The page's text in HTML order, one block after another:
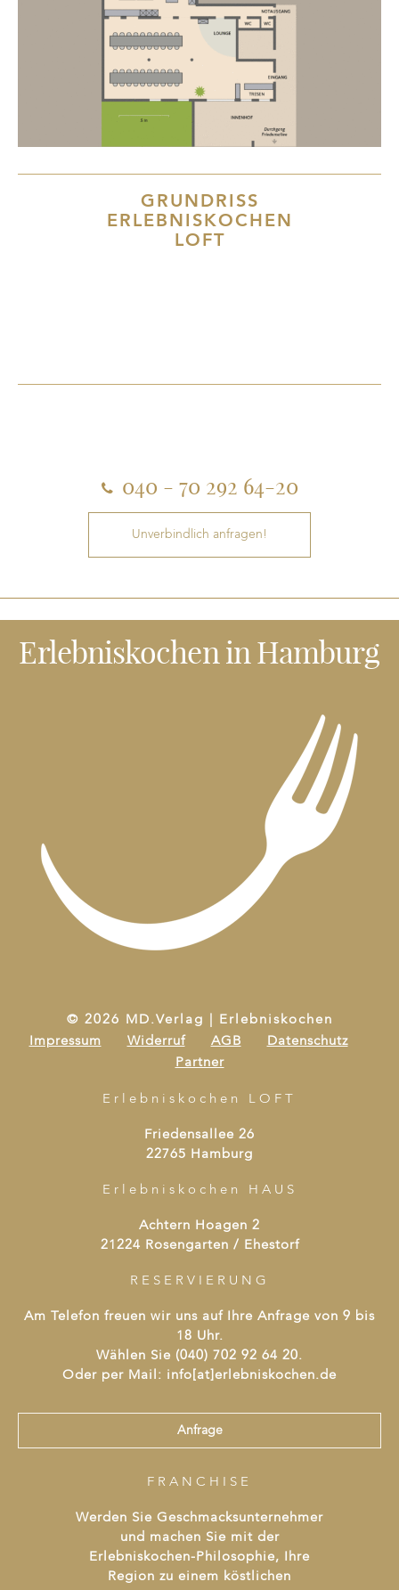
GRUNDRISS
ERLEBNISKOCHEN
LOFT
040 - 70 292 64-20
Unverbindlich anfragen!
Erlebniskochenin Hamburg
© 2026 MD.Verlag | Erlebniskochen
Impressum
Widerruf AGB
Datenschutz
Partner
Erlebniskochen LOFT
Friedensallee 26
22765 Hamburg
Erlebniskochen HAUS
Achtern Hoagen 2
21224 Rosengarten / Ehestorf
RESERVIERUNG
Am Telefon freuen wir uns auf Ihre Anfrage von 9 bis
18 Uhr.
Wählen Sie (040) 702 92 64 20.
Oder per Mail: info[at]erlebniskochen.de
Anfrage
FRANCHISE
Werden Sie Geschmacksunternehmer
und machen Sie mit der
Erlebniskochen-Philosophie, Ihre
Region zu einem köstlichen